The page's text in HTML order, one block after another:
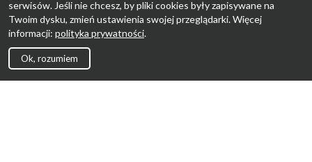
serwisów. Jeśli nie chcesz, by pliki cookies były zapisywane na
Twoim dysku, zmień ustawienia swojej przeglądarki. Więcej
informacji: polityka prywatności.
Ok, rozumiem